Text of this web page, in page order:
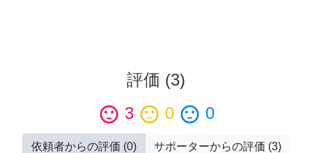
評価 (3)
sentiment_satisfied 3 sentiment_neutral 0 sentiment_dissatisfied 0
依頼者からの評価 (0) サポーターからの評価 (3)